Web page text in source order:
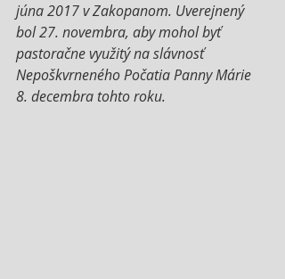
júna 2017 v Zakopanom. Uverejnený
bol 27. novembra, aby mohol byť
pastoračne využitý na slávnosť
Nepoškvrneného Počatia Panny Márie
8. decembra tohto roku.